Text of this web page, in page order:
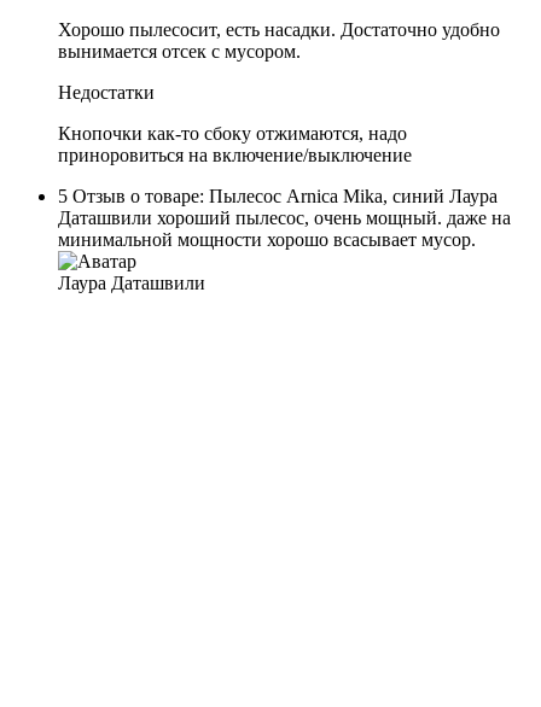
Хорошо пылесосит, есть насадки. Достаточно удобно
вынимается отсек с мусором.
Недостатки
Кнопочки как-то сбоку отжимаются, надо
приноровиться на включение/выключение
5 Отзыв о товаре: Пылесос Arnica Mika, синий Лаура
Даташвили хороший пылесос, очень мощный. даже на
минимальной мощности хорошо всасывает мусор.
Лаура Даташвили